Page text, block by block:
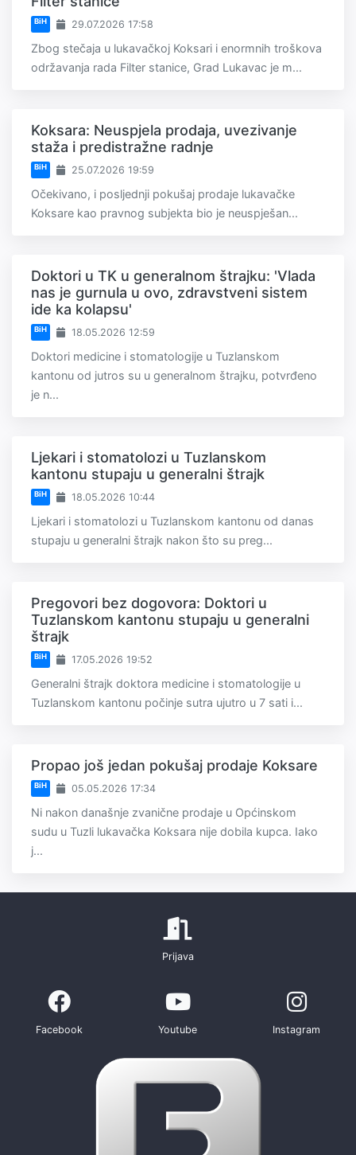
BiH 29.07.2026 17:58
Zbog stečaja u lukavačkoj Koksari i enormnih troškova
održavanja rada Filter stanice, Grad Lukavac je m...
Koksara: Neuspjela prodaja, uvezivanje
staža i predistražne radnje
BiH 25.07.2026 19:59
Očekivano, i posljednji pokušaj prodaje lukavačke
Koksare kao pravnog subjekta bio je neuspješan...
Doktori u TK u generalnom štrajku: 'Vlada
nas je gurnula u ovo, zdravstveni sistem
ide ka kolapsu'
BiH 18.05.2026 12:59
Doktori medicine i stomatologije u Tuzlanskom
kantonu od jutros su u generalnom štrajku, potvrđeno
je n...
Ljekari i stomatolozi u Tuzlanskom
kantonu stupaju u generalni štrajk
BiH 18.05.2026 10:44
Ljekari i stomatolozi u Tuzlanskom kantonu od danas
stupaju u generalni štrajk nakon što su preg...
Pregovori bez dogovora: Doktori u
Tuzlanskom kantonu stupaju u generalni
štrajk
BiH 17.05.2026 19:52
Generalni štrajk doktora medicine i stomatologije u
Tuzlanskom kantonu počinje sutra ujutro u 7 sati i...
Propao još jedan pokušaj prodaje Koksare
BiH 05.05.2026 17:34
Ni nakon današnje zvanične prodaje u Općinskom
sudu u Tuzli lukavačka Koksara nije dobila kupca. Iako
j...
Prijava
Facebook Youtube Instagram